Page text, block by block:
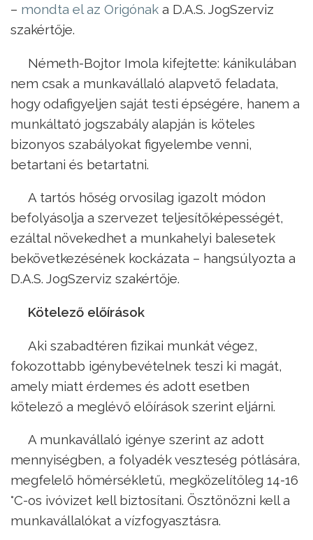
– mondta el az Origónak a D.A.S. JogSzerviz
szakértője.
Németh-Bojtor Imola kifejtette: kánikulában
nem csak a munkavállaló alapvető feladata,
hogy odafigyeljen saját testi épségére, hanem a
munkáltató jogszabály alapján is köteles
bizonyos szabályokat figyelembe venni,
betartani és betartatni.
A tartós hőség orvosilag igazolt módon
befolyásolja a szervezet teljesítőképességét,
ezáltal növekedhet a munkahelyi balesetek
bekövetkezésének kockázata – hangsúlyozta a
D.A.S. JogSzerviz szakértője.
Kötelező előírások
Aki szabadtéren fizikai munkát végez,
fokozottabb igénybevételnek teszi ki magát,
amely miatt érdemes és adott esetben
kötelező a meglévő előírások szerint eljárni.
A munkavállaló igénye szerint az adott
mennyiségben, a folyadék veszteség pótlására,
megfelelő hőmérsékletű, megközelítőleg 14-16
°C-os ivóvizet kell biztosítani. Ösztönözni kell a
munkavállalókat a vízfogyasztásra.